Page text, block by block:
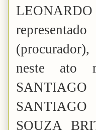
neste ato
SANTIAGO
SOUZA